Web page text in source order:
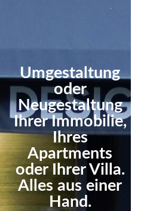
Umgestaltung
oder
Neugestaltung
Ihrer Immobilie,
Ihres
Apartments
oder Ihrer Villa.
Alles aus einer
Hand.